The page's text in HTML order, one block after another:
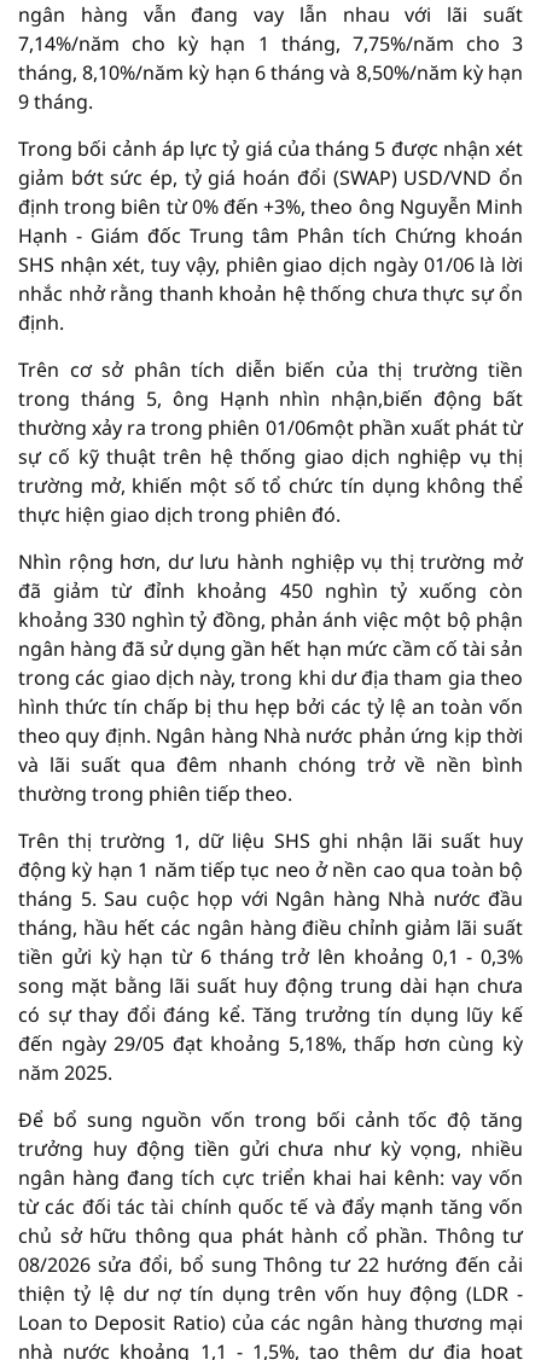
ngân hàng vẫn đang vay lẫn nhau với lãi suất
7,14%/năm cho kỳ hạn 1 tháng, 7,75%/năm cho 3
tháng, 8,10%/năm kỳ hạn 6 tháng và 8,50%/năm kỳ hạn
9 tháng.
Trong bối cảnh áp lực tỷ giá của tháng 5 được nhận xét
giảm bớt sức ép, tỷ giá hoán đổi (SWAP) USD/VND ổn
định trong biên từ 0% đến +3%, theo ông Nguyễn Minh
Hạnh - Giám đốc Trung tâm Phân tích Chứng khoán
SHS nhận xét, tuy vậy, phiên giao dịch ngày 01/06 là lời
nhắc nhở rằng thanh khoản hệ thống chưa thực sự ổn
định.
Trên cơ sở phân tích diễn biến của thị trường tiền
trong tháng 5, ông Hạnh nhìn nhận,biến động bất
thường xảy ra trong phiên 01/06một phần xuất phát từ
sự cố kỹ thuật trên hệ thống giao dịch nghiệp vụ thị
trường mở, khiến một số tổ chức tín dụng không thể
thực hiện giao dịch trong phiên đó.
Nhìn rộng hơn, dư lưu hành nghiệp vụ thị trường mở
đã giảm từ đỉnh khoảng 450 nghìn tỷ xuống còn
khoảng 330 nghìn tỷ đồng, phản ánh việc một bộ phận
ngân hàng đã sử dụng gần hết hạn mức cầm cố tài sản
trong các giao dịch này, trong khi dư địa tham gia theo
hình thức tín chấp bị thu hẹp bởi các tỷ lệ an toàn vốn
theo quy định. Ngân hàng Nhà nước phản ứng kịp thời
và lãi suất qua đêm nhanh chóng trở về nền bình
thường trong phiên tiếp theo.
Trên thị trường 1, dữ liệu SHS ghi nhận lãi suất huy
động kỳ hạn 1 năm tiếp tục neo ở nền cao qua toàn bộ
tháng 5. Sau cuộc họp với Ngân hàng Nhà nước đầu
tháng, hầu hết các ngân hàng điều chỉnh giảm lãi suất
tiền gửi kỳ hạn từ 6 tháng trở lên khoảng 0,1 - 0,3%
song mặt bằng lãi suất huy động trung dài hạn chưa
có sự thay đổi đáng kể. Tăng trưởng tín dụng lũy kế
đến ngày 29/05 đạt khoảng 5,18%, thấp hơn cùng kỳ
năm 2025.
Để bổ sung nguồn vốn trong bối cảnh tốc độ tăng
trưởng huy động tiền gửi chưa như kỳ vọng, nhiều
ngân hàng đang tích cực triển khai hai kênh: vay vốn
từ các đối tác tài chính quốc tế và đẩy mạnh tăng vốn
chủ sở hữu thông qua phát hành cổ phần. Thông tư
08/2026 sửa đổi, bổ sung Thông tư 22 hướng đến cải
thiện tỷ lệ dư nợ tín dụng trên vốn huy động (LDR -
Loan to Deposit Ratio) của các ngân hàng thương mại
nhà nước khoảng 1,1 - 1,5%, tạo thêm dư địa hoạt